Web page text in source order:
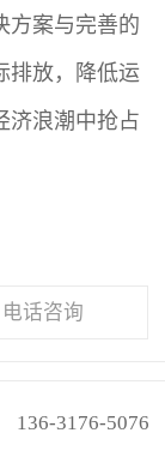
方案与完善的
排放，降低运
济浪潮中抢占
电话咨询
136-3176-5076